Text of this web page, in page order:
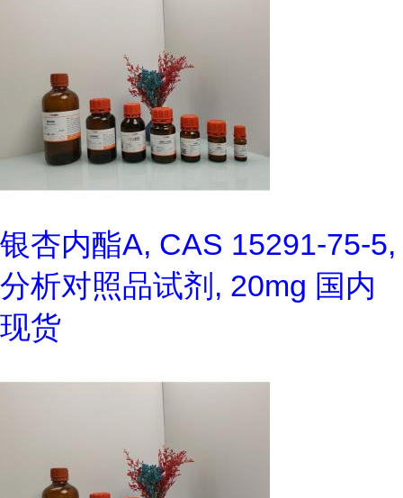
银杏内酯A, CAS 15291-75-5,
分析对照品试剂, 20mg 国内
现货